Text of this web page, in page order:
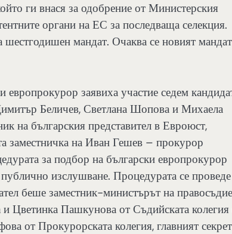
ги внася за одобрение от Министерския
органи на ЕС за последваща селекция.
мандат. Очаква се новият мандат
европрокурор заявиха участие седем
Беличев, Светлана Шопова и Михаела
на българския представител в Евроюст,
заместничка на Иван Гешев – прокурор
за подбор на български европрокурор
изслушване. Процедурата се
беше заместник-министърът на
Цветинка Пашкунова от Съдийската колегия
от Прокурорската колегия, главният